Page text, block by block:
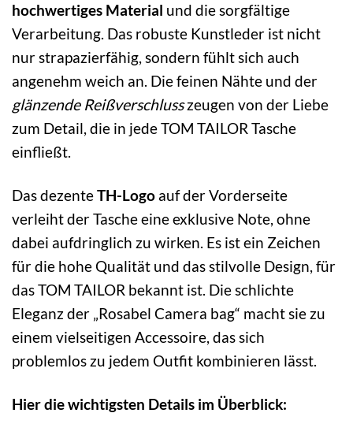
hochwertiges Material und die sorgfältige
Verarbeitung. Das robuste Kunstleder ist nicht
nur strapazierfähig, sondern fühlt sich auch
angenehm weich an. Die feinen Nähte und der
glänzende Reißverschlusszeugen von der Liebe
zum Detail, die in jede TOM TAILOR Tasche
einfließt.
Das dezenteTH-Logo auf der Vorderseite
verleiht der Tasche eine exklusive Note, ohne
dabei aufdringlich zu wirken. Es ist ein Zeichen
für die hohe Qualität und das stilvolle Design, für
das TOM TAILOR bekannt ist. Die schlichte
Eleganz der „Rosabel Camera bag“ macht sie zu
einem vielseitigen Accessoire, das sich
problemlos zu jedem Outfit kombinieren lässt.
Hier die wichtigsten Details im Überblick: